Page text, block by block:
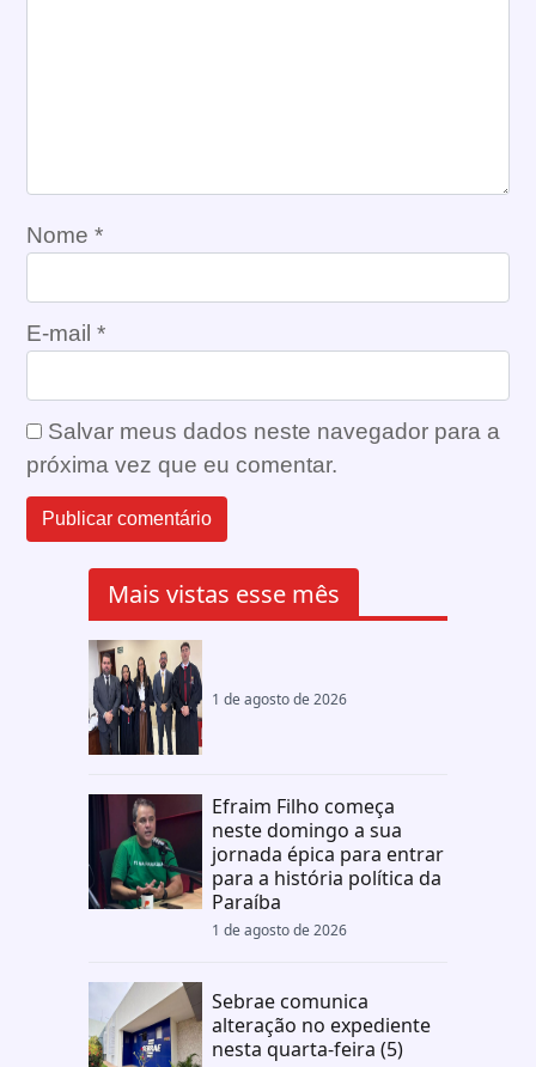
Nome *
E-mail *
Salvar meus dados neste navegador para a
próxima vez que eu comentar.
Mais vistas esse mês
1 de agosto de 2026
Efraim Filho começa
neste domingo a sua
jornada épica para entrar
para a história política da
Paraíba
1 de agosto de 2026
Sebrae comunica
alteração no expediente
nesta quarta-feira (5)